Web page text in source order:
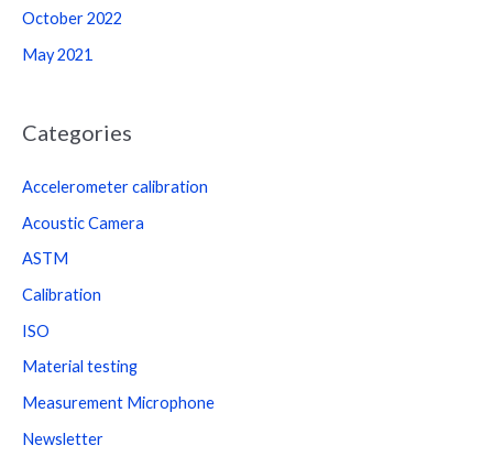
October 2022
May 2021
Categories
Accelerometer calibration
Acoustic Camera
ASTM
Calibration
ISO
Material testing
Measurement Microphone
Newsletter